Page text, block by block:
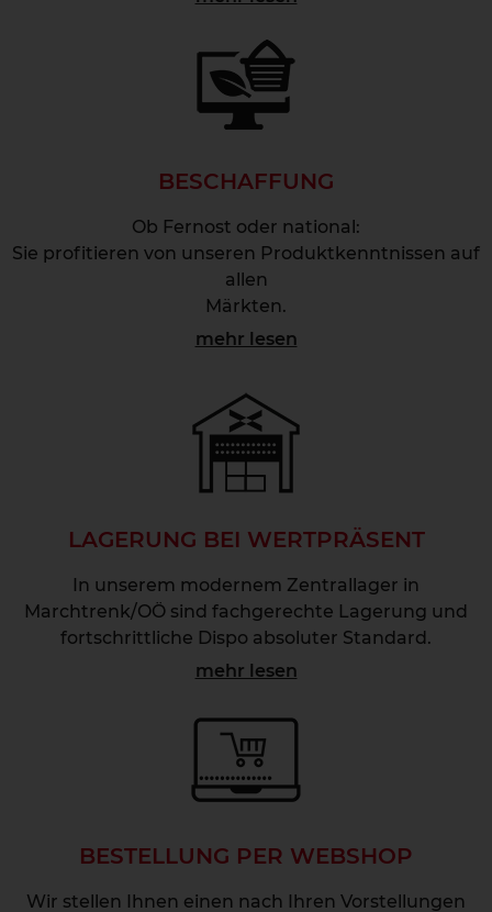
BESCHAFFUNG
Ob Fernost oder national:
Sie profitieren von unseren Produktkenntnissen auf
allen
Märkten.
mehr lesen
LAGERUNG BEI WERTPRÄSENT
In unserem modernem Zentrallager in
Marchtrenk/OÖ sind fachgerechte Lagerung und
fortschrittliche Dispo absoluter Standard.
mehr lesen
BESTELLUNG PER WEBSHOP
Wir stellen Ihnen einen nach Ihren Vorstellungen